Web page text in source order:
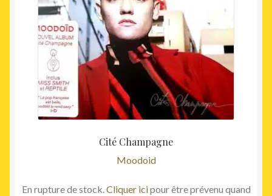
Cité Champagne
Moodoid
En rupture de stock.Cliquer icipour être prévenu quand